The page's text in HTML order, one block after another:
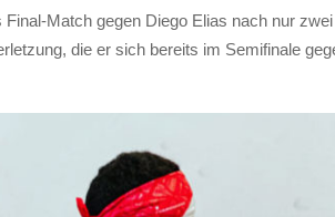
Match gegen Diego Elias nach nur
die er sich bereits im Semifinale